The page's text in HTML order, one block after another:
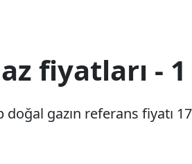
fiyatları -
gazın referans fiyatı